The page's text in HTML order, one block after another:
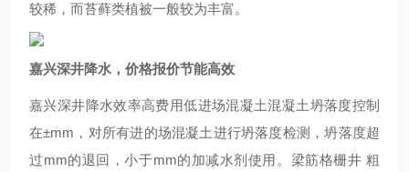
较稀，而苔藓类植被一般较为丰富。
嘉兴深井降水，价格报价节能高效
嘉兴深井降水效率高费用低进场混凝土混凝土坍落度控制
在±mm，对所有进的场混凝土进行坍落度检测，坍落度超
过mm的退回，小于mm的加减水剂使用。梁筋格栅井 粗